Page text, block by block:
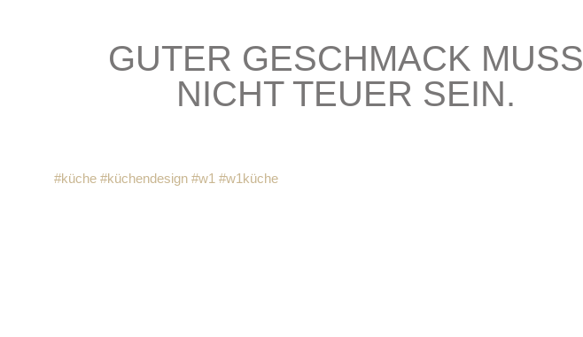
GUTER GESCHMACK MUSS
NICHT TEUER SEIN.
#küche #küchendesign #w1 #w1küche